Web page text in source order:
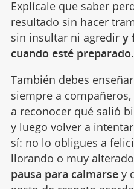
Explícale que saber
resultado sin hacer
sin insultar ni agredir y
cuando esté preparado.
También debes
siempre a
a reconocer qué salió
y luego volver a
sí: no lo obligues a
llorando o muy
pausa para calmarsey